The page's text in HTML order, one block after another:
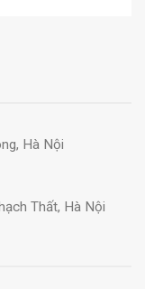
Hà Nội
Thất, Hà Nội